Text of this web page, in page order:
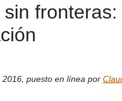
2016 puesto en línea por